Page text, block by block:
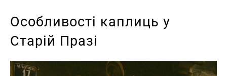
Особливості каплиць у
Старій Празі